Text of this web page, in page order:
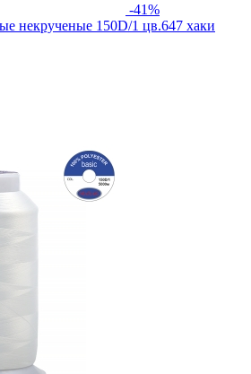
-41%
некрученые 150D/1 цв.647 хаки